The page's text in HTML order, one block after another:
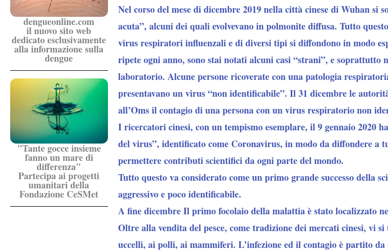
dengueonline.com
il nuovo sito web
dedicato esclusivamente
alla informazione sulla
dengue
"Tante gocce insieme
fanno un mare di
differenza"
Partecipa ai progetti
umanitari della
Fondazione CeSMet
Nel corso del mese di dicembre 2019 nella città cinese di Wuhan si
acuta”, alcuni dei quali evolvevano in polmonite diffusa. Tutto
virus respiratori influenzali e di diversi tipi si diffondono in modo
ripete ogni anno, sono stai notati alcuni casi “strani”, e
laboratorio. Alcune persone ricoverate con una patologia
presentavano un virus “non identificabile”. Il 31 dicembre le
all’Oms il contagio di una persona con un virus respiratorio non
I ricercatori cinesi, con un tempismo esemplare, il 9 gennaio 2020
del virus”, identificato come Coronavirus, in modo da diffondere a
permettere contributi scientifici da ogni parte del mondo.
Tutto questo va considerato come un primo grande successo della
aggressivo e poco identificabile.
A fine dicembre Il primo focolaio della malattia è stato localizzato
Oltre alla vendita del pesce, come tradizione dei mercati cinesi, vi
uccelli, ai polli, ai mammiferi. L’infezione ed il contagio è partito